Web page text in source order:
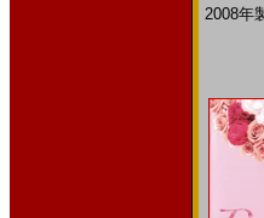
2008年